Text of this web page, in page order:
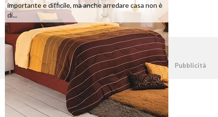
importante e difficile, ma anche arredare casa non è
di...
©2026 - casapratica.net - p.iva 03338800984 Pubblicità